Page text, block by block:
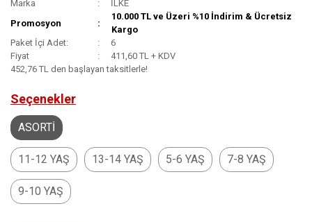
Marka
İLKE
Promosyon
10.000 TL ve Üzeri %10 İndirim & Ücretsiz
Kargo
Paket İçi Adet:
6
Fiyat
411,60 TL + KDV
452,76 TL den başlayan taksitlerle!
Seçenekler
ASORTİ
11-12 YAŞ 13-14 YAŞ 5-6 YAŞ 7-8 YAŞ
9-10 YAŞ